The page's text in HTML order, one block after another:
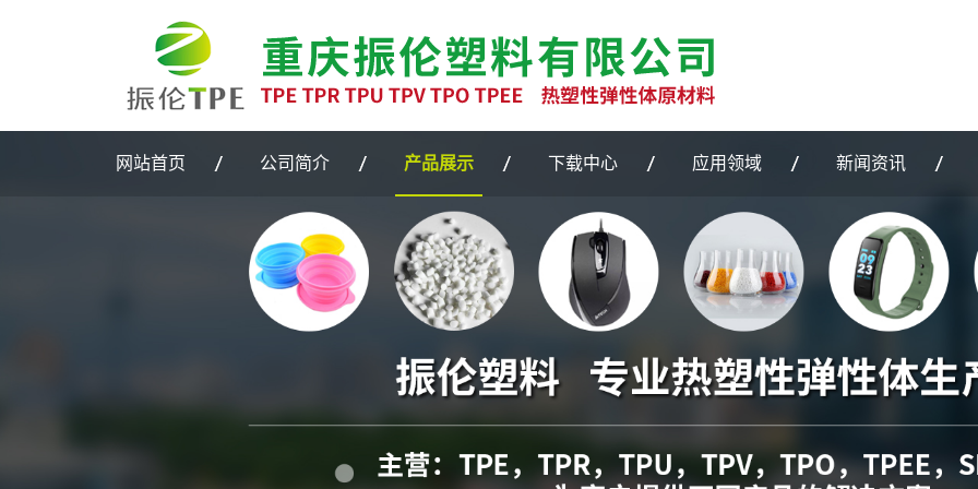
网站首页 公司简介 产品展示 下载中心 应用领域 新闻资讯